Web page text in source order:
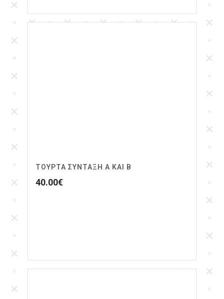
ΤΟΥΡΤΑ ΣΥΝΤΑΞΗ Α ΚΑΙ Β
40.00€